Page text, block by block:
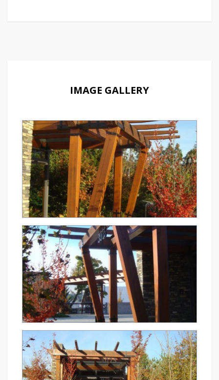
IMAGE GALLERY